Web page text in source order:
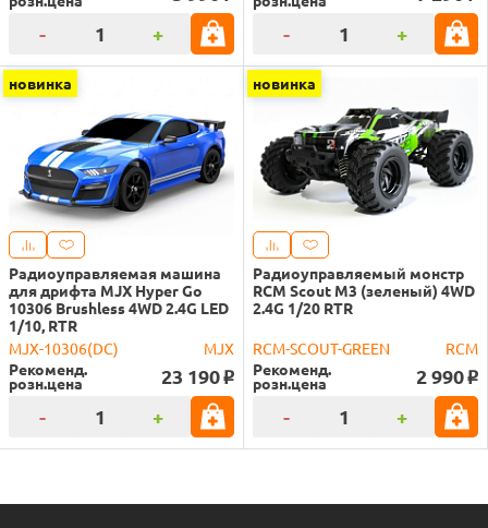
- + - +
новинка
Радиоуправляемая машина
для дрифта MJX Hyper Go
10306 Brushless 4WD 2.4G LED
1/10, RTR
MJX-10306(DC)
MJX
Рекоменд.
розн.цена 23 190 o
- +
новинка
Радиоуправляемый монстр
RCM Scout M3 (зеленый) 4WD
2.4G 1/20 RTR
RCM-SCOUT-GREEN
RCM
Рекоменд.
розн.цена 2 990 o
- +